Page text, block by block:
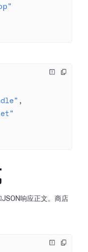
,
响应正文。商店